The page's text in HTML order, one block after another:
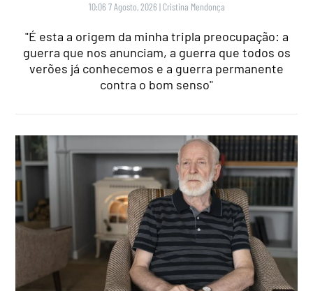
10:06 7 Agosto, 2026 | Cristina Mendonça
"É esta a origem da minha tripla preocupação: a
guerra que nos anunciam, a guerra que todos os
verões já conhecemos e a guerra permanente
contra o bom senso"